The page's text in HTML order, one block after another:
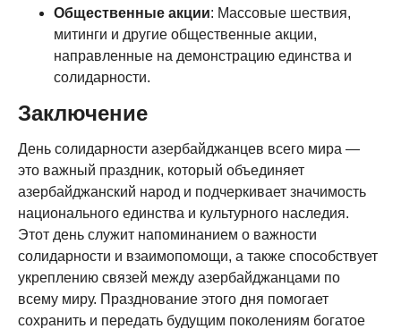
Общественные акции: Массовые шествия,
митинги и другие общественные акции,
направленные на демонстрацию единства и
солидарности.
Заключение
День солидарности азербайджанцев всего мира —
это важный праздник, который объединяет
азербайджанский народ и подчеркивает значимость
национального единства и культурного наследия.
Этот день служит напоминанием о важности
солидарности и взаимопомощи, а также способствует
укреплению связей между азербайджанцами по
всему миру. Празднование этого дня помогает
сохранить и передать будущим поколениям богатое